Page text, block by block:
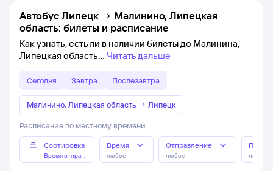
Автобус Липецк → Малинино, Липецкая
область: билеты и расписание
Как узнать, есть ли в наличии билеты до Малинина,
Липецкая область
Читать дальше
Сегодня Завтра Послезавтра
Малинино, Липецкая область → Липецк
Расписание по местному времени
Сортировка
Время отправления
Время
любое
Отправление
любое любое